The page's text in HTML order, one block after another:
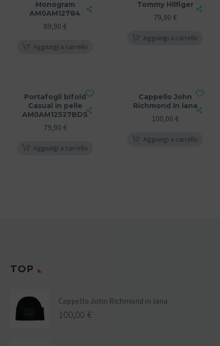
Monogram
AM0AM12784
89,90 €
Aggiungi a carrello
Tommy Hilfiger
79,90 €
Aggiungi a carrello
Portafogli bifold
Casual in pelle
AM0AM12527BDS
79,90 €
Aggiungi a carrello
Cappello John
Richmond in lana
100,00 €
Aggiungi a carrello
TOP
Cappello John Richmond in lana
100,00 €